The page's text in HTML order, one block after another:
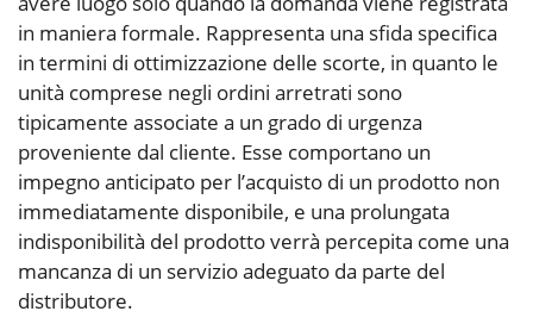
in maniera formale. Rappresenta una sfida specifica
in termini di ottimizzazione delle scorte, in quanto le
unità comprese negli ordini arretrati sono
tipicamente associate a un grado di urgenza
proveniente dal cliente. Esse comportano un
impegno anticipato per l’acquisto di un prodotto non
immediatamente disponibile, e una prolungata
indisponibilità del prodotto verrà percepita come una
mancanza di un servizio adeguato da parte del
distributore.